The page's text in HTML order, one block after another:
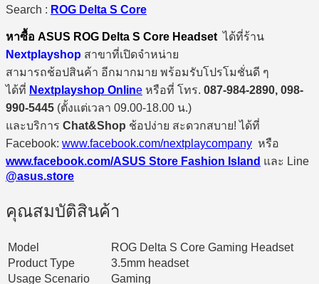
หาซื้อ ASUS ROG Delta S Core Headset
Nextplayshopสาขาที่เปิดจำหน่าย
สามารถช้อปสินค้า อีกมากมาย พร้อมรับโปรโมชั่นดี ๆ
ได้ที่ Nextplayshop Onlineหรือที่ โทร. 087-984-2890, 098-
990-5445(ตั้งแต่เวลา 09.00-18.00 น.)
และบริการChat&Shopช้อปง่าย สะดวกสบาย! ได้ที่
Facebook: www.facebook.com/nextplaycompanyหรือ
www.facebook.com/ASUS Store Fashion Islandและ Line
@asus.store
คุณสมบัติสินค้า
Product Type
3.5mm headset
Usage Scenario
Gaming